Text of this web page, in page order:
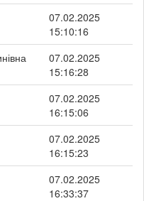
07.02.2025
15:10:16
07.02.2025
15:16:28
07.02.2025
16:15:06
07.02.2025
16:15:23
07.02.2025
16:33:37